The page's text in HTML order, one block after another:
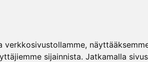
sijainnista. Jatkamalla